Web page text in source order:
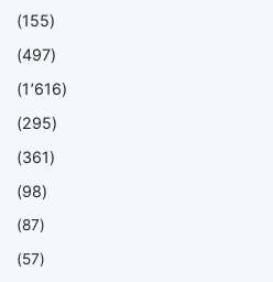
(155)
(497)
(1٬616)
(295)
(361)
(98)
(87)
(57)